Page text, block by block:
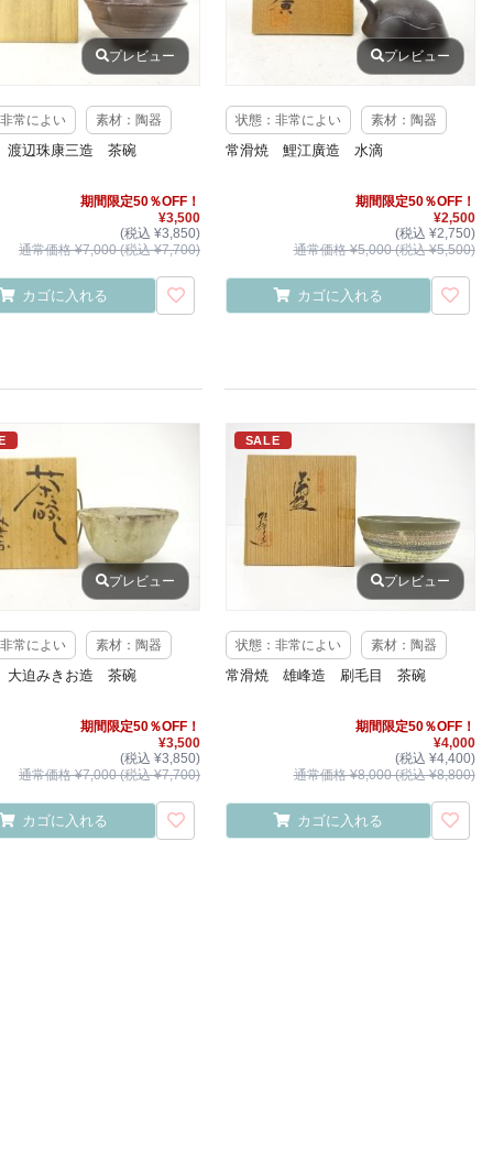
プレビュー
常によい 素材：陶器
辺珠康三造 茶碗
期間限定50％OFF！
¥3,500
(税込 ¥3,850)
通常価格 ¥7,000 (税込 ¥7,700)
カゴに入れる
プレビュー
状態：非常によい 素材：陶器
常滑焼 鯉江廣造 水滴
期間限定50％OFF！
¥2,500
(税込 ¥2,750)
通常価格 ¥5,000 (税込 ¥5,500)
カゴに入れる
プレビュー
常によい 素材：陶器
迫みきお造 茶碗
期間限定50％OFF！
¥3,500
(税込 ¥3,850)
通常価格 ¥7,000 (税込 ¥7,700)
カゴに入れる
SALE
プレビュー
状態：非常によい 素材：陶器
常滑焼 雄峰造 刷毛目 茶碗
期間限定50％OFF！
¥4,000
(税込 ¥4,400)
通常価格 ¥8,000 (税込 ¥8,800)
カゴに入れる